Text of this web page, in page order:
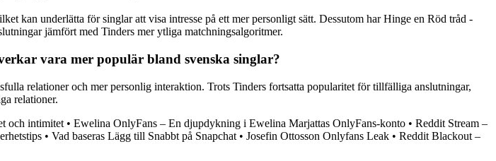
kan underlätta för singlar att visa intresse på ett mer personligt sätt. Dessutom har Hinge en Röd tråd -
jämfört med Tinders mer ytliga matchningsalgoritmer.
vara mer populär bland svenska singlar?
relationer och mer personlig interaktion. Trots Tinders fortsatta popularitet för tillfälliga anslutningar,
relationer.
och intimitet • Ewelina OnlyFans – En djupdykning i Ewelina Marjattas OnlyFans-konto • Reddit Stream –
• Vad baseras Lägg till Snabbt på Snapchat • Josefin Ottosson Onlyfans Leak • Reddit Blackout –